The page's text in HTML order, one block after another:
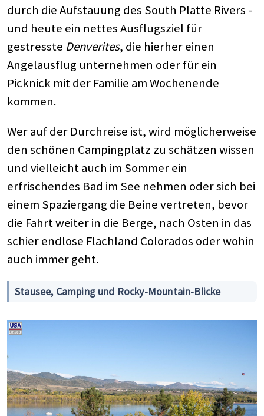
durch die Aufstauung des South Platte Rivers -
und heute ein nettes Ausflugsziel für
gestresste Denverites, die hierher einen
Angelausflug unternehmen oder für ein
Picknick mit der Familie am Wochenende
kommen.
Wer auf der Durchreise ist, wird möglicherweise
den schönen Campingplatz zu schätzen wissen
und vielleicht auch im Sommer ein
erfrischendes Bad im See nehmen oder sich bei
einem Spaziergang die Beine vertreten, bevor
die Fahrt weiter in die Berge, nach Osten in das
schier endlose Flachland Colorados oder wohin
auch immer geht.
Stausee, Camping und Rocky-Mountain-Blicke